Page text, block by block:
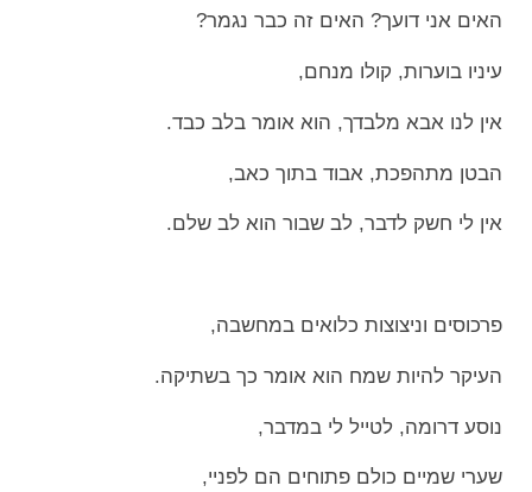
האים אני דועך? האים זה כבר נגמר?
עיניו בוערות, קולו מנחם,
אין לנו אבא מלבדך, הוא אומר בלב כבד.
הבטן מתהפכת, אבוד בתוך כאב,
אין לי חשק לדבר, לב שבור הוא לב שלם.
פרכוסים וניצוצות כלואים במחשבה,
העיקר להיות שמח הוא אומר כך בשתיקה.
נוסע דרומה, לטייל לי במדבר,
שערי שמיים כולם פתוחים הם לפניי,